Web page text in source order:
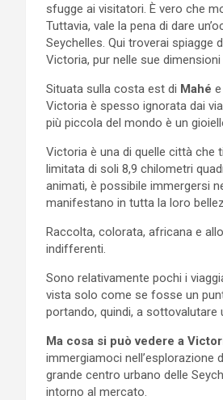
sfugge ai visitatori. È vero che
Tuttavia, vale la pena di dare
Seychelles. Qui troverai spiagge
Victoria, pur nelle sue
Situata sulla costa est di Mahé
Victoria è spesso ignorata dai
più piccola del mondo è un
Victoria è una di quelle città che
limitata di soli 8,9 chilometri
animati, è possibile immergersi
manifestano in tutta la loro
Raccolta, colorata, africana e
indifferenti.
Sono relativamente pochi i
vista solo come se fosse un
portando, quindi, a sottovalutare
Ma cosa si può vedere a
immergiamoci nell’esplorazione
grande centro urbano delle
intorno al mercato.